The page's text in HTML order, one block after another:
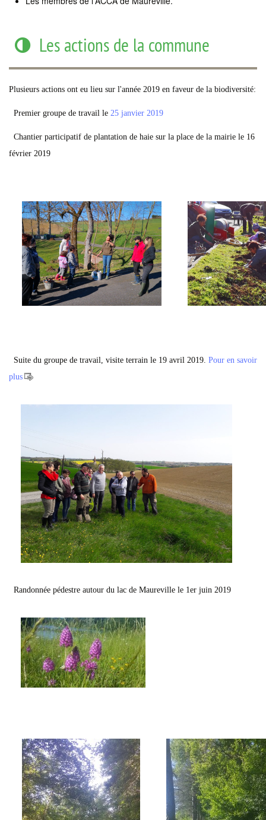
Les actions de la commune
Plusieurs actions ont eu lieu sur l'année 2019 en faveur de la biodiversité:
Premier groupe de travail le 25 janvier 2019
Chantier participatif de plantation de haie sur la place de la mairie le 16
février 2019
Suite du groupe de travail, visite terrain le 19 avril 2019. Pour en savoir
plus
Randonnée pédestre autour du lac de Maureville le 1er juin 2019